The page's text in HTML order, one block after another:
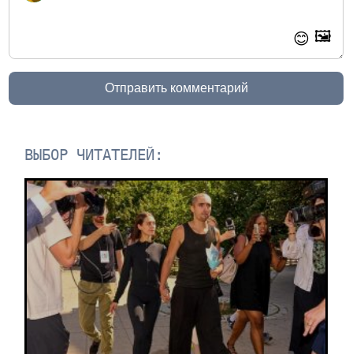
😊 🖼️
Отправить комментарий
ВЫБОР ЧИТАТЕЛЕЙ: